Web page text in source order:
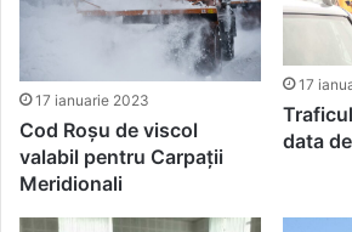
17 ianuarie 2023
Cod Roșu de viscol
valabil pentru Carpații
Meridionali
17
data